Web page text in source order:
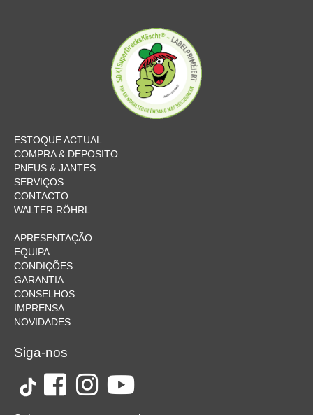
ESTOQUE ACTUAL
COMPRA & DEPOSITO
PNEUS & JANTES
SERVIÇOS
CONTACTO
WALTER RÖHRL
APRESENTAÇÃO
EQUIPA
CONDIÇÕES
GARANTIA
CONSELHOS
IMPRENSA
NOVIDADES
Siga-nos